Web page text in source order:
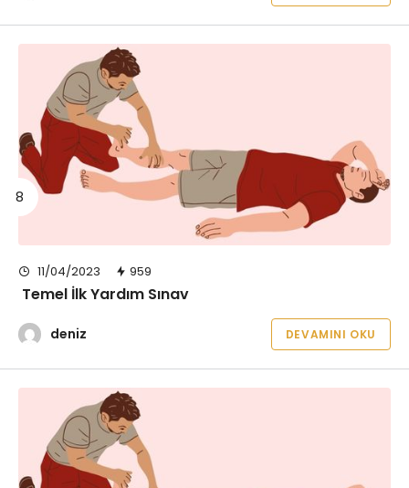
11/04/2023 959
Temel İlk Yardım Sınav
deniz DEVAMINI OKU